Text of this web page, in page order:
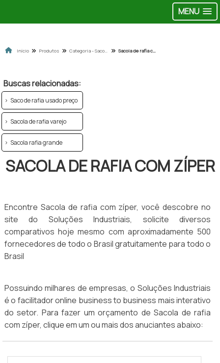
MENU
Início Produtos Categoria - Sacolas de ráfia Sacola de rafia com zíper
Buscas relacionadas:
Saco de rafia usado preço
Sacola de rafia varejo
Sacola rafia grande
SACOLA DE RAFIA COM ZÍPER
Encontre Sacola de rafia com zíper, você descobre no
site do Soluções Industriais, solicite diversos
comparativos hoje mesmo com aproximadamente 500
fornecedores de todo o Brasil gratuitamente para todo o
Brasil
Possuindo milhares de empresas, o Soluções Industriais
é o facilitador online business to business mais interativo
do setor. Para fazer um orçamento de Sacola de rafia
com zíper, clique em um ou mais dos anuciantes abaixo: